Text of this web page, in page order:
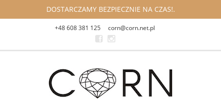
DOSTARCZAMY BEZPIECZNIE NA CZAS!.
+48 608 381 125 corn@corn.net.pl